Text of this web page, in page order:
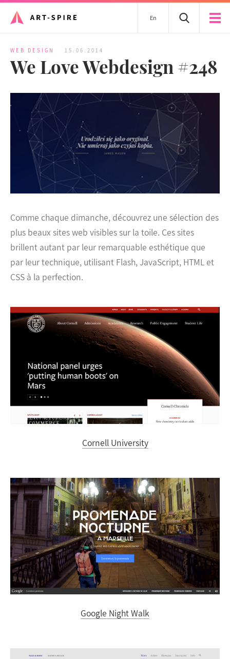
En
WEB DESIGN 15.06.2014
We Love Webdesign #248
Comme chaque dimanche, découvrez une sélection des
plus beaux sites web visibles sur la toile. Ces sites
brillent autant par leur remarquable esthétique que
par leur technique, utilisant Flash, JavaScript, HTML et
CSS à la perfection.
Cornell University
Google Night Walk